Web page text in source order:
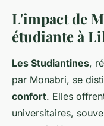
L'impact de
étudiante à
Les Studiantines,
par Monabri, se
confort. Elles
universitaires,